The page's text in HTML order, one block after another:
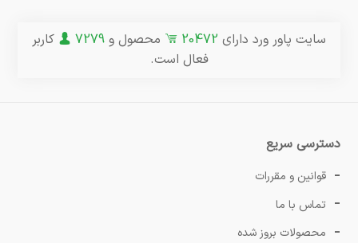
سایت پاور ورد دارای 20472 محصول و 7279
کاربر
فعال است.
دسترسی سریع
قوانین و مقررات
تماس با ما
محصولات بروز شده